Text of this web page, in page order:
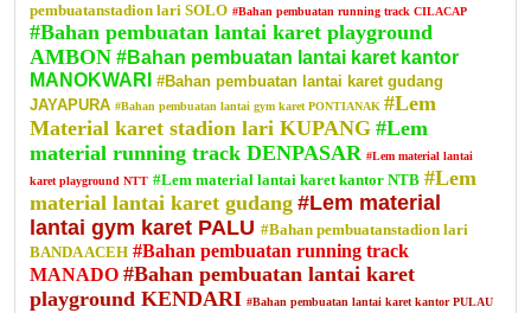
pembuatanstadion lari SOLO #Bahan pembuatan running track CILACAP
#Bahan pembuatan lantai karet playground
AMBON #Bahan pembuatan lantai karet kantor
MANOKWARI #Bahan pembuatan lantai karet gudang
JAYAPURA #Bahan pembuatan lantai gym karet PONTIANAK #Lem
Material karet stadion lari KUPANG #Lem
material running track DENPASAR #Lem material lantai
karet playground NTT #Lem material lantai karet kantor NTB #Lem
material lantai karet gudang #Lem material
lantai gym karet PALU #Bahan pembuatanstadion lari
BANDA ACEH #Bahan pembuatan running track
MANADO #Bahan pembuatan lantai karet
playground KENDARI #Bahan pembuatan lantai karet kantor PULAU